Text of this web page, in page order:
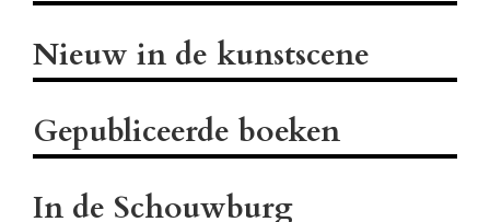
Nieuw in de kunstscene
Gepubliceerde boeken
In de Schouwburg